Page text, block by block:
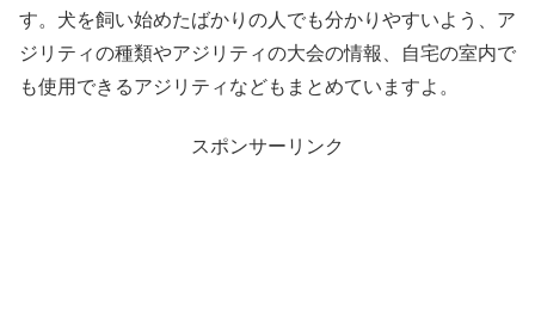
す。犬を飼い始めたばかりの人でも分かりやすいよう、ア
ジリティの種類やアジリティの大会の情報、自宅の室内で
も使用できるアジリティなどもまとめていますよ。
スポンサーリンク